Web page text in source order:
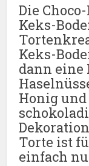
Die
Keks-
Keks-
dann eine
Honig
Torte ist
einfach